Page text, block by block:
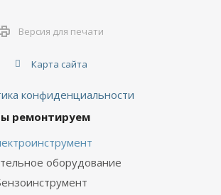
Версия для печати
Карта сайта
конфиденциальности
ремонтируем
оборудование